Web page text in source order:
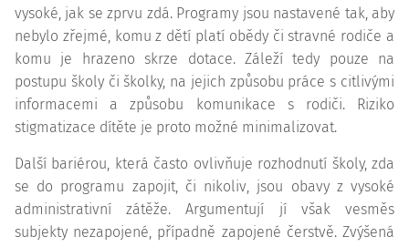
vysoké, jak se zprvu zdá. Programy jsou nastavené tak, aby
nebylo zřejmé, komu z dětí platí obědy či stravné rodiče a
komu je hrazeno skrze dotace. Záleží tedy pouze na
postupu školy či školky, na jejich způsobu práce s citlivými
informacemi a způsobu komunikace s rodiči. Riziko
stigmatizace dítěte je proto možné minimalizovat.
Další bariérou, která často ovlivňuje rozhodnutí školy, zda
se do programu zapojit, či nikoliv, jsou obavy z vysoké
administrativní zátěže. Argumentují jí však vesměs
subjekty nezapojené, případně zapojené čerstvě. Zvýšená